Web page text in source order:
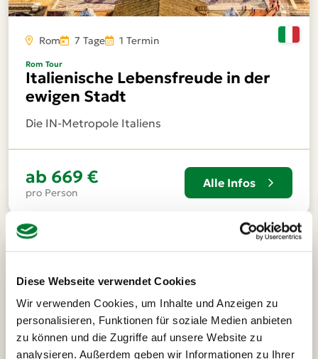
Diese Webseite verwendet Cookies
Wir verwenden Cookies, um Inhalte und Anzeigen zu
personalisieren, Funktionen für soziale Medien anbieten
zu können und die Zugriffe auf unsere Website zu
analysieren. Außerdem geben wir Informationen zu Ihrer
Rom 7 Tage 1 Termin
Rom Tour
Italienische Lebensfreude in der
ewigen Stadt
Die IN-Metropole Italiens
ab 669 €
pro Person
Alle Infos